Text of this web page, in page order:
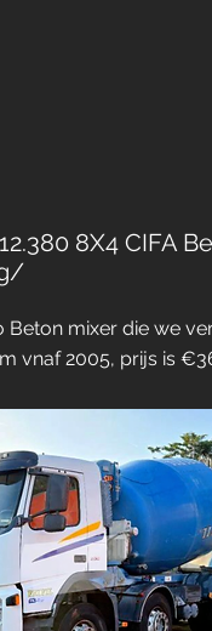
8X4 CIFA
Beton mixer die we
vnaf 2005, prijs is